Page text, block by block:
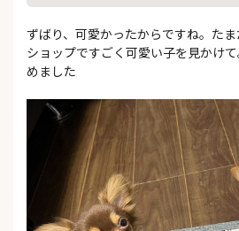
ずばり、可愛かったからですね。た
ショップですごく可愛い子を見かけ
めました